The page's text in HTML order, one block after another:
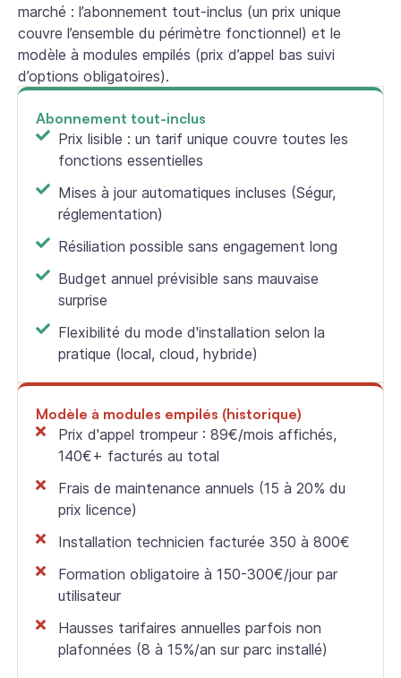
marché : l’abonnement tout-inclus (un prix unique
couvre l’ensemble du périmètre fonctionnel) et le
modèle à modules empilés (prix d’appel bas suivi
d’options obligatoires).
Abonnement tout-inclus
Prix lisible : un tarif unique couvre toutes les
fonctions essentielles
Mises à jour automatiques incluses (Ségur,
réglementation)
Résiliation possible sans engagement long
Budget annuel prévisible sans mauvaise
surprise
Flexibilité du mode d'installation selon la
pratique (local, cloud, hybride)
Modèle à modules empilés (historique)
Prix d'appel trompeur : 89€/mois affichés,
140€+ facturés au total
Frais de maintenance annuels (15 à 20% du
prix licence)
Installation technicien facturée 350 à 800€
Formation obligatoire à 150-300€/jour par
utilisateur
Hausses tarifaires annuelles parfois non
plafonnées (8 à 15%/an sur parc installé)